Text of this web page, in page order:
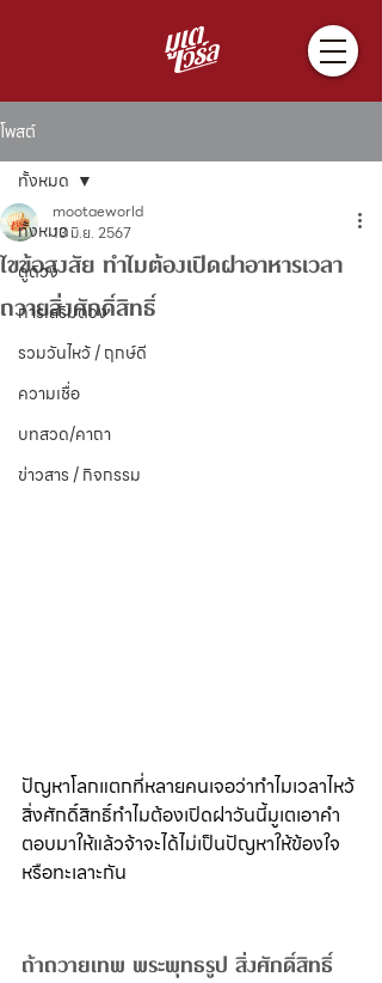
โพสต์
ทั้งหมด
ดูดวง
การเสริมดวง
รวมวันไหว้ / ฤกษ์ดี
ความเชื่อ
บทสวด/คาถา
ข่าวสาร / กิจกรรม
ทั้งหมด
ไขข้อสงสัย ทำไมต้องเปิดฝาอาหารเวลา
ถวายสิ่งศักดิ์สิทธิ์
mootaeworld
13 มิ.ย. 2567
ปัญหาโลกแตกที่หลายคนเจอว่าทำไมเวลาไหว้
สิ่งศักดิ์สิทธิ์ทำไมต้องเปิดฝาวันนี้มูเตเอาคำ
ตอบมาให้แล้วจ้าจะได้ไม่เป็นปัญหาให้ข้องใจ
หรือทะเลาะกัน
ถ้าถวายเทพ พระพุทธรูป สิ่งศักดิ์สิทธิ์